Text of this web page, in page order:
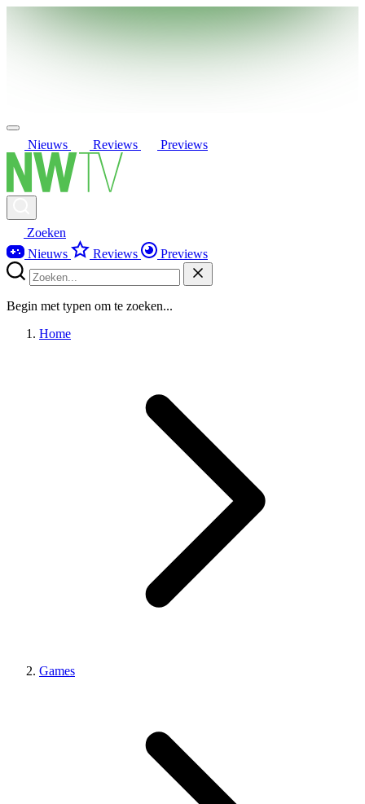
Nieuws Reviews Previews
Zoeken
Nieuws
Reviews Previews
Begin met typen om te zoeken...
Home
Games